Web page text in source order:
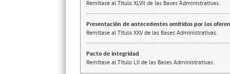
Remítase al Título XLVII de las Bases Administrativas.
Presentación de antecedentes omitidos por los
Remítase al Título XXV de las Bases Administrativas.
Pacto de integridad
Remítase al Título LII de las Bases Administrativas.